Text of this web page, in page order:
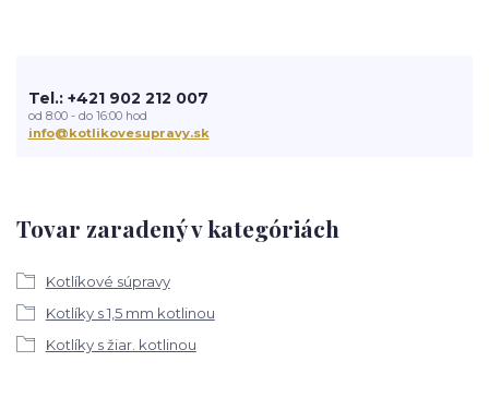
Tovar zaradený v kategóriách
Kotlíkové súpravy
Kotlíky s 1,5 mm kotlinou
Kotlíky s žiar. kotlinou
Tel.: +421 902 212 007
od 8:00 - do 16:00 hod
info@kotlikovesupravy.sk